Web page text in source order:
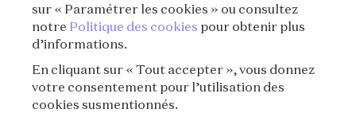
À propos
sur « Paramétrer les cookies » ou consultez
notre Politique des cookies pour obtenir plus
d’informations.
En cliquant sur « Tout accepter », vous donnez
votre consentement pour l’utilisation des
cookies susmentionnés.